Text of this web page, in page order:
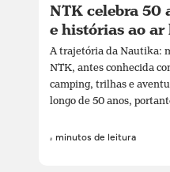
NTK celebra 50
e histórias ao ar
A trajetória da Nautika:
NTK, antes conhecida
camping, trilhas e
longo de 50 anos,
4 minutos de leitura